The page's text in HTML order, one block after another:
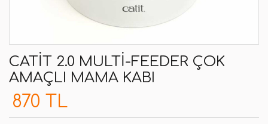
CATIT 2.0 MULTI-FEEDER ÇOK
AMAÇLI MAMA KABI
870 TL